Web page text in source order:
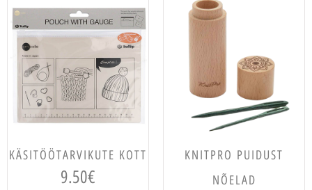
VALI
KÄSITÖÖTARVIKUTE KOTT
9.50€
LISA KORVI
KNITPRO PUIDUST
NÕELAD